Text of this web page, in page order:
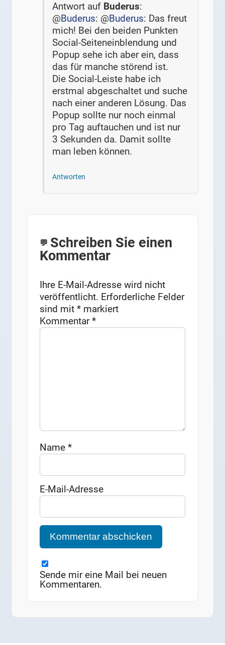
Antwort auf Buderus:
@Buderus: @Buderus: Das freut
mich! Bei den beiden Punkten
Social-Seiteneinblendung und
Popup sehe ich aber ein, dass
das für manche störend ist.
Die Social-Leiste habe ich
erstmal abgeschaltet und suche
nach einer anderen Lösung. Das
Popup sollte nur noch einmal
pro Tag auftauchen und ist nur
3 Sekunden da. Damit sollte
man leben können.
Antworten
Schreiben Sie einen
Kommentar
Ihre E-Mail-Adresse wird nicht
veröffentlicht. Erforderliche Felder
sind mit* markiert
Kommentar*
Name*
E-Mail-Adresse
Sende mir eine Mail bei neuen
Kommentaren.